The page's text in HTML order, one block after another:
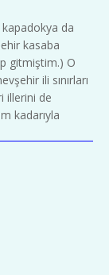
da
kasaba
gitmiştim.) O
ili sınırları
illerini de
kadarıyla